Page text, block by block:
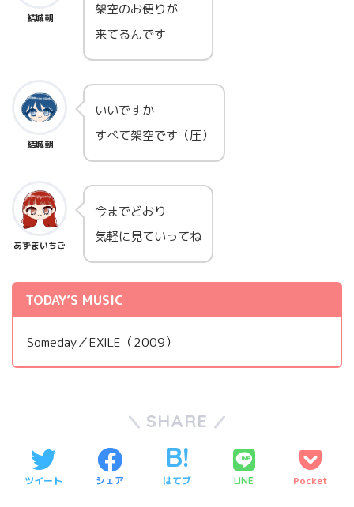
結城朝
架空のお便りが
来てるんです
結城朝
いいですか
すべて架空です（圧）
あずまいちご
今までどおり
気軽に見ていってね
TODAY’S MUSIC
Someday／EXILE（2009）
SHARE
ツイート シェア はてブ LINE Pocket